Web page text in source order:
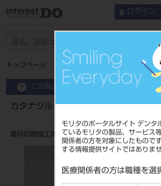
モリタのポータルサイト デンタ
ているモリタの製品、サービス
関係者の方を対象にしたもので
する情報提供サイトではありませ
医療関係者の方は職種を選
ログイン
トップページ カタナジルコニアONE BRI
この商品に関するお問い合わせ
カタナジルコニアONE BRI （2入
歯科切削加工用セラミックス